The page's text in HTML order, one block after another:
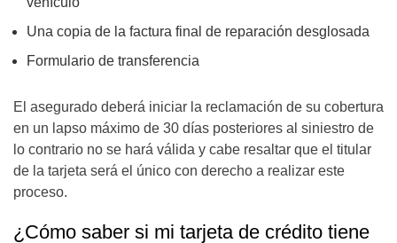
Una copia de la factura final de reparación desglosada
Formulario de transferencia
El asegurado deberá iniciar la reclamación de su cobertura
en un lapso máximo de 30 días posteriores al siniestro de
lo contrario no se hará válida y cabe resaltar que el titular
de la tarjeta será el único con derecho a realizar este
proceso.
¿Cómo saber si mi tarjeta de crédito tiene